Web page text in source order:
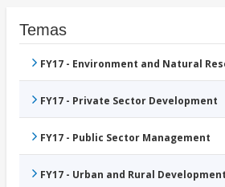
Temas
FY17 - Environment and Natural
FY17 - Private Sector Development
FY17 - Public Sector Management
FY17 - Urban and Rural Development